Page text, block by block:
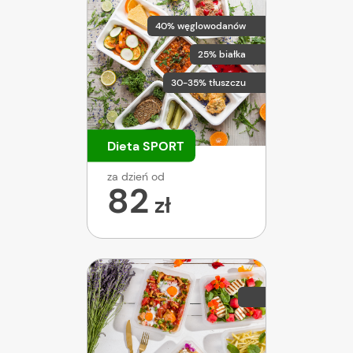
40% węglowodanów
25% białka
30-35% tłuszczu
Dieta SPORT
za dzień od
82 zł